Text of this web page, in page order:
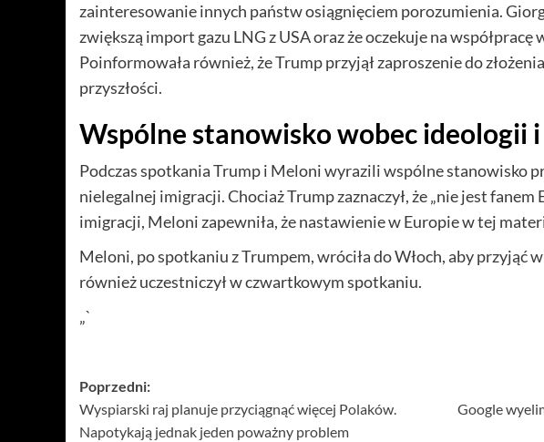
zainteresowanie innych państw osiągnięciem porozumienia.
zwiększą import gazu LNG z USA oraz że oczekuje na
Poinformowała również, że Trump przyjął zaproszenie do
przyszłości.
Wspólne stanowisko wobec ideologii
Podczas spotkania Trump i Meloni wyrazili wspólne stanowisko
nielegalnej imigracji. Chociaż Trump zaznaczył, że „nie jest
imigracji, Meloni zapewniła, że nastawienie w Europie w tej
Meloni, po spotkaniu z Trumpem, wróciła do Włoch, aby przyjąć
również uczestniczył w czwartkowym spotkaniu.
„`
Zobacz
wpisy
Poprzedni:
Wyspiarski raj planuje przyciągnąć więcej Polaków.
Napotykają jednak jeden poważny problem
Google